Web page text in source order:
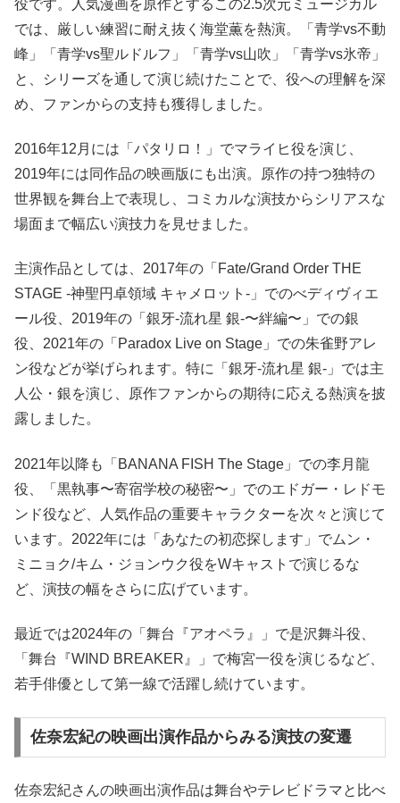
役です。人気漫画を原作とするこの2.5次元ミュージカル
では、厳しい練習に耐え抜く海堂薫を熱演。「青学vs不動
峰」「青学vs聖ルドルフ」「青学vs山吹」「青学vs氷帝」
と、シリーズを通して演じ続けたことで、役への理解を深
め、ファンからの支持も獲得しました。
2016年12月には「パタリロ！」でマライヒ役を演じ、
2019年には同作品の映画版にも出演。原作の持つ独特の
世界観を舞台上で表現し、コミカルな演技からシリアスな
場面まで幅広い演技力を見せました。
主演作品としては、2017年の「Fate/Grand Order THE
STAGE -神聖円卓領域 キャメロット-」でのべディヴィエ
ール役、2019年の「銀牙-流れ星 銀-〜絆編〜」での銀
役、2021年の「Paradox Live on Stage」での朱雀野アレ
ン役などが挙げられます。特に「銀牙-流れ星 銀-」では主
人公・銀を演じ、原作ファンからの期待に応える熱演を披
露しました。
2021年以降も「BANANA FISH The Stage」での李月龍
役、「黒執事〜寄宿学校の秘密〜」でのエドガー・レドモ
ンド役など、人気作品の重要キャラクターを次々と演じて
います。2022年には「あなたの初恋探します」でムン・
ミニョク/キム・ジョンウク役をWキャストで演じるな
ど、演技の幅をさらに広げています。
最近では2024年の「舞台『アオペラ』」で是沢舞斗役、
「舞台『WIND BREAKER』」で梅宮一役を演じるなど、
若手俳優として第一線で活躍し続けています。
佐奈宏紀の映画出演作品からみる演技の変遷
佐奈宏紀さんの映画出演作品は舞台やテレビドラマと比べ